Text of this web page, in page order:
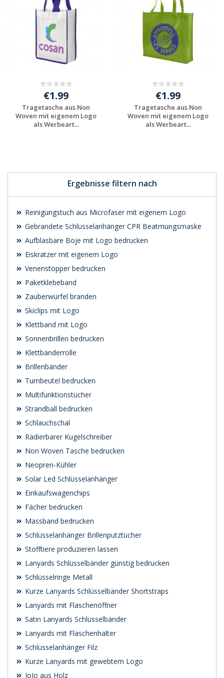
Ergebnisse filtern nach
Reinigungstuch aus Microfaser mit eigenem Logo
Gebrandete Schlüsselanhänger CPR Beatmungsmaske
Aufblasbare Boje mit Logo bedrucken
Eiskratzer mit eigenem Logo
Venenstopper bedrucken
Paketklebeband
Zauberwürfel branden
Skiclips mit Logo
Klettband mit Logo
Sonnenbrillen bedrucken
Klettbänderrolle
Brillenbänder
Turnbeutel bedrucken
Multifunktionstücher
Strandball bedrucken
Schlauchschal
Radierbarer Kugelschreiber
Non Woven Tasche bedrucken
Neopren-Kühler
Solar Led Schlüsselanhänger
Einkaufswagenchips
Fächer bedrucken
Massband bedrucken
Schlüsselanhänger Brillenputztücher
Stofftiere produzieren lassen
Lanyards Schlüsselbänder günstig bedrucken
Schlüsselringe Metall
Kurze Lanyards Schlüsselbänder Shortstraps
Lanyards mit Flaschenöffner
Satin Lanyards Schlüsselbänder
Lanyards mit Flaschenhalter
Schlüsselanhänger Filz
Kurze Lanyards mit gewebtem Logo
JoJo aus Holz
€1.99
Tragetasche aus Non
Woven mit eigenem Logo
als Werbeart...
€1.99
Tragetasche aus Non
Woven mit eigenem Logo
als Werbeart...